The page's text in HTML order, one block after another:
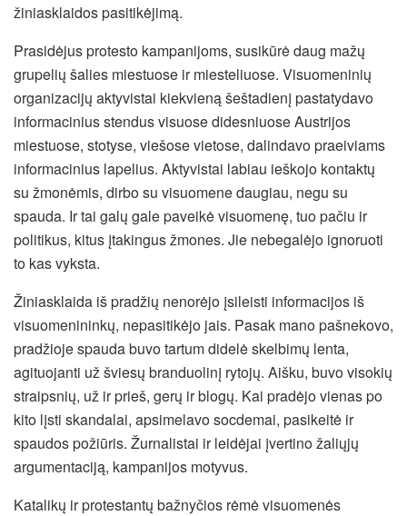
žiniasklaidos pasitikėjimą.
Prasidėjus protesto kampanijoms, susikūrė daug mažų
grupelių šalies miestuose ir miesteliuose. Visuomeninių
organizacijų aktyvistai kiekvieną šeštadienį pastatydavo
informacinius stendus visuose didesniuose Austrijos
miestuose, stotyse, viešose vietose, dalindavo praeiviams
informacinius lapelius. Aktyvistai labiau ieškojo kontaktų
su žmonėmis, dirbo su visuomene daugiau, negu su
spauda. Ir tai galų gale paveikė visuomenę, tuo pačiu ir
politikus, kitus įtakingus žmones. Jie nebegalėjo ignoruoti
to kas vyksta.
Žiniasklaida iš pradžių nenorėjo įsileisti informacijos iš
visuomenininkų, nepasitikėjo jais. Pasak mano pašnekovo,
pradžioje spauda buvo tartum didelė skelbimų lenta,
agituojanti už šviesų branduolinį rytojų. Aišku, buvo visokių
straipsnių, už ir prieš, gerų ir blogų. Kai pradėjo vienas po
kito lįsti skandalai, apsimelavo socdemai, pasikeitė ir
spaudos požiūris. Žurnalistai ir leidėjai įvertino žaliųjų
argumentaciją, kampanijos motyvus.
Katalikų ir protestantų bažnyčios rėmė visuomenės